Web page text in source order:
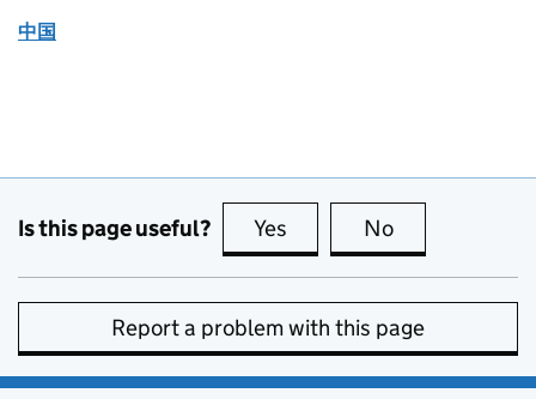
中国
Is this page useful? Yes this page is useful
No
Report a problem with this page